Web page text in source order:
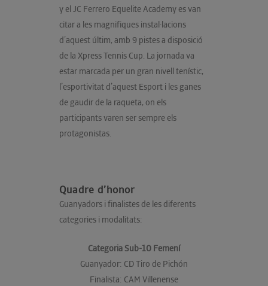
y el JC Ferrero Equelite Academy es van
citar a les magnifiques instal·lacions
d’aquest últim, amb 9 pistes a disposició
de la Xpress Tennis Cup. La jornada va
estar marcada per un gran nivell tenístic,
l’esportivitat d’aquest Esport i les ganes
de gaudir de la raqueta, on els
participants varen ser sempre els
protagonistas.
Quadre d’honor
Guanyadors i finalistes de les diferents
categories i modalitats:
Categoria Sub-10 Femení
Guanyador: CD Tiro de Pichón
Finalista: CAM Villenense